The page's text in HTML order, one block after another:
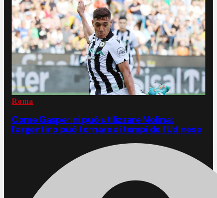
Roma
Come Gasperini può utilizzare Molina:
l'argentino può tornare ai tempi dell'Udinese